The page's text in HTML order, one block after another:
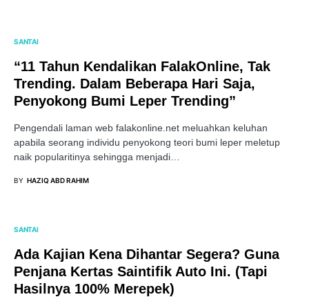
SANTAI
“11 Tahun Kendalikan FalakOnline, Tak
Trending. Dalam Beberapa Hari Saja,
Penyokong Bumi Leper Trending”
Pengendali laman web falakonline.net meluahkan keluhan
apabila seorang individu penyokong teori bumi leper meletup
naik popularitinya sehingga menjadi…
BY HAZIQ ABD RAHIM
SANTAI
Ada Kajian Kena Dihantar Segera? Guna
Penjana Kertas Saintifik Auto Ini. (Tapi
Hasilnya 100% Merepek)